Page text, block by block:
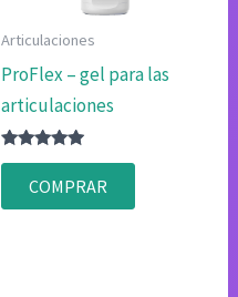
Articulaciones
ProFlex – gel para las
articulaciones
Valorado
4.83
de 5
COMPRAR